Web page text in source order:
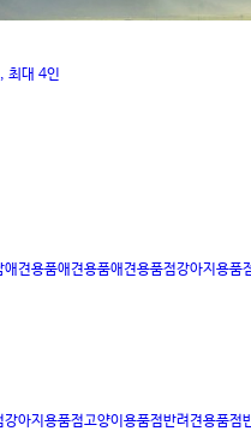
최대 4인
애견용품애견용품애견용품점강아지용품
강아지용품점고양이용품점반려견용품점